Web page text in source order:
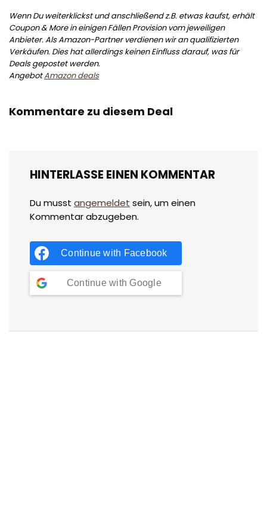
Wenn Du weiterklickst und anschließend z.B. etwas kaufst, erhält
Coupon & More in einigen Fällen Provision vom jeweiligen
Anbieter. Als Amazon-Partner verdienen wir an qualifizierten
Verkäufen. Dies hat allerdings keinen Einfluss darauf, was für
Deals gepostet werden.
AngebotAmazon deals
Kommentare zu diesem Deal
HINTERLASSE EINEN KOMMENTAR
Du musst angemeldet sein, um einen
Kommentar abzugeben.
Continue with Facebook
Continue with Google